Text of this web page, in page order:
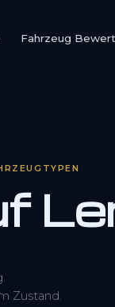
Fahrzeug
Zustand.